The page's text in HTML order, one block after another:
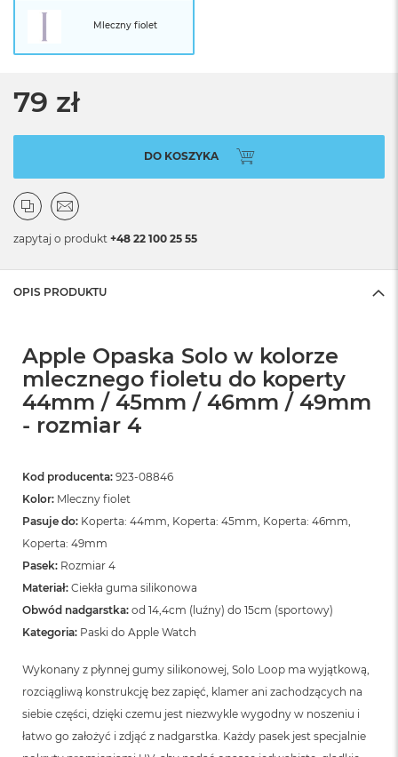
Mleczny fiolet
79 zł
DO KOSZYKA
zapytaj o produkt +48 22 100 25 55
OPIS PRODUKTU
Apple Opaska Solo w kolorze
mlecznego fioletu do koperty
44mm / 45mm / 46mm / 49mm
- rozmiar 4
Kod producenta: 923-08846
Kolor: Mleczny fiolet
Pasuje do: Koperta: 44mm, Koperta: 45mm, Koperta: 46mm,
Koperta: 49mm
Pasek: Rozmiar 4
Materiał: Ciekła guma silikonowa
Obwód nadgarstka: od 14,4cm (luźny) do 15cm (sportowy)
Kategoria: Paski do Apple Watch
Wykonany z płynnej gumy silikonowej, Solo Loop ma wyjątkową,
rozciągliwą konstrukcję bez zapięć, klamer ani zachodzących na
siebie części, dzięki czemu jest niezwykle wygodny w noszeniu i
łatwo go założyć i zdjąć z nadgarstka. Każdy pasek jest specjalnie